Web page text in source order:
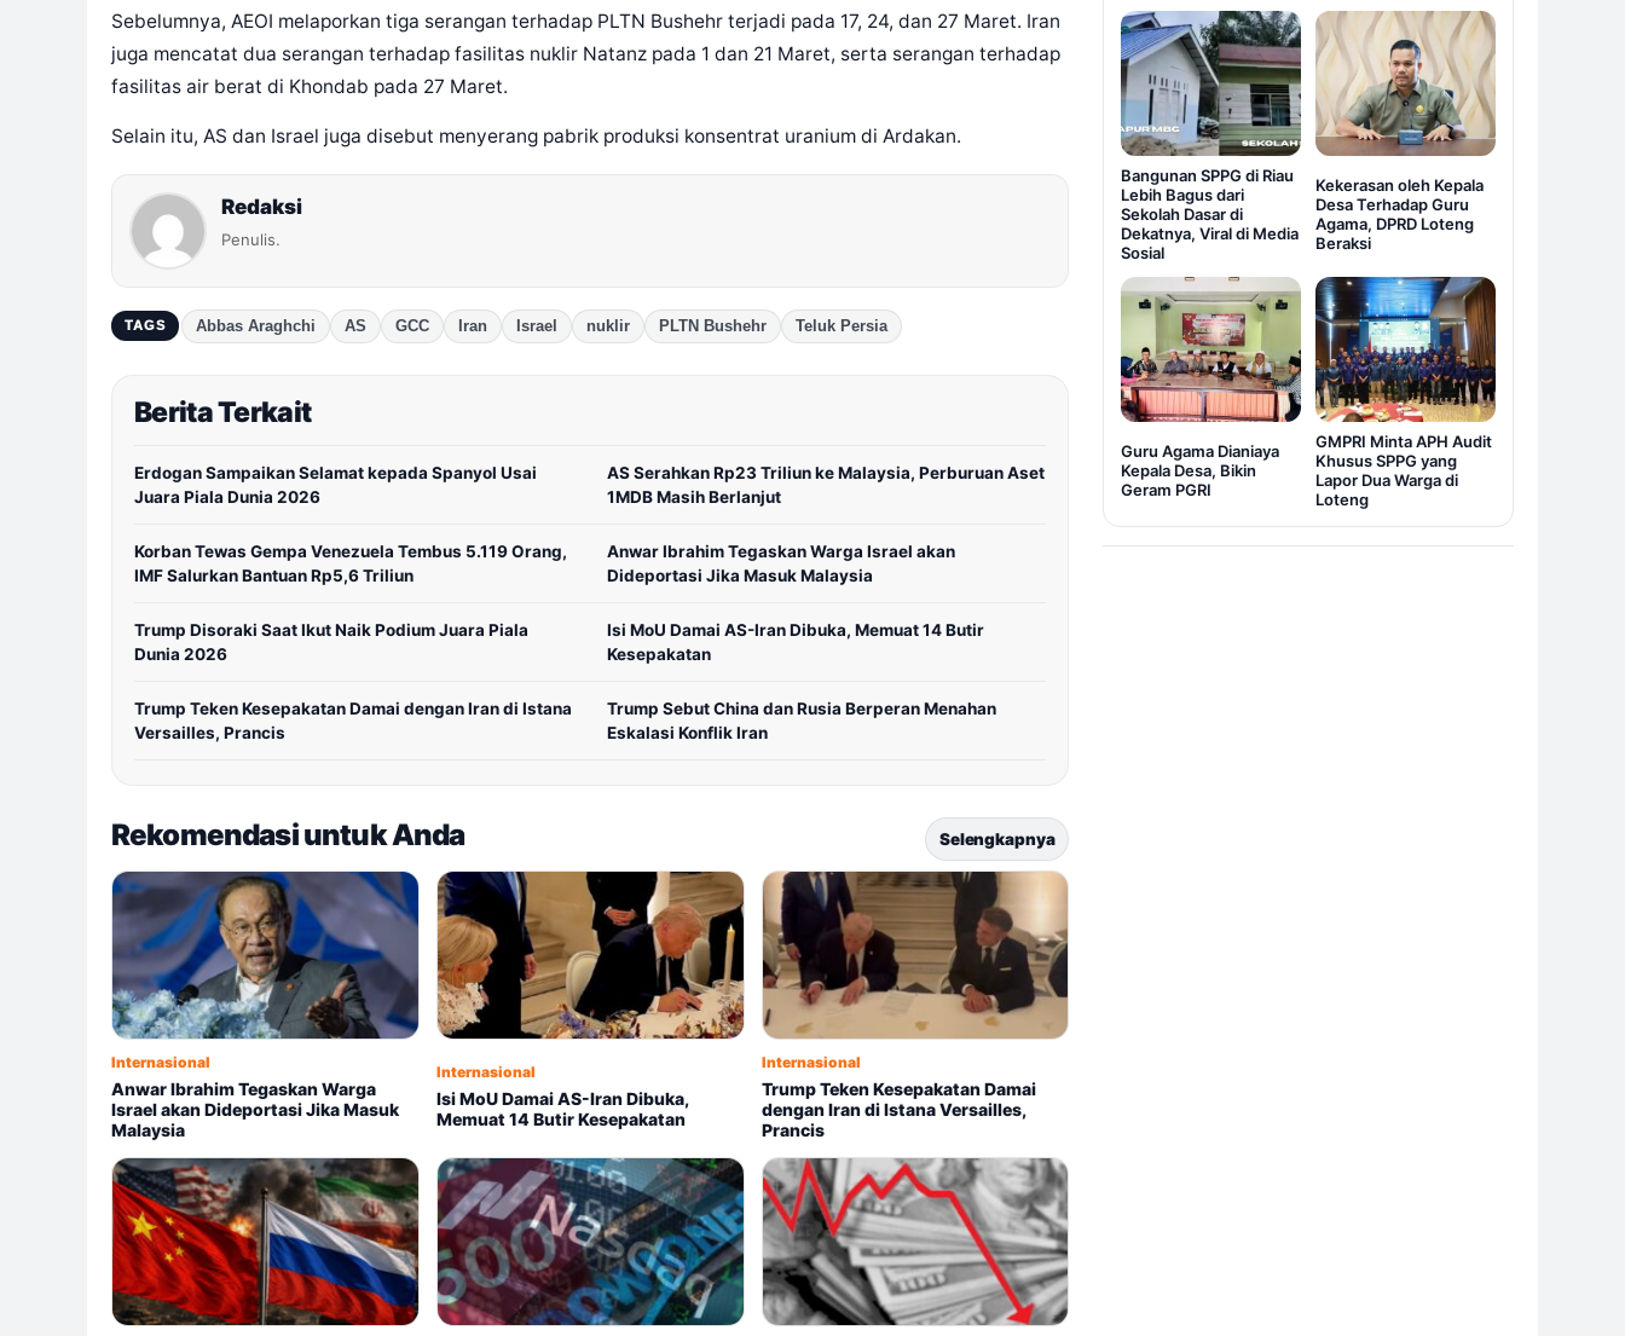
Sebelumnya, AEOI melaporkan tiga serangan terhadap PLTN Bushehr terjadi pada 17, 24, dan 27 Maret. Iran
juga mencatat dua serangan terhadap fasilitas nuklir Natanz pada 1 dan 21 Maret, serta serangan terhadap
fasilitas air berat di Khondab pada 27 Maret.
Selain itu, AS dan Israel juga disebut menyerang pabrik produksi konsentrat uranium di Ardakan.
Redaksi
Penulis.
TAGS Abbas Araghchi AS GCC Iran Israel nuklir PLTN Bushehr Teluk Persia
Berita Terkait
Erdogan Sampaikan Selamat kepada Spanyol Usai
Juara Piala Dunia 2026
AS Serahkan Rp23 Triliun ke Malaysia, Perburuan Aset
1MDB Masih Berlanjut
Korban Tewas Gempa Venezuela Tembus 5.119 Orang,
IMF Salurkan Bantuan Rp5,6 Triliun
Anwar Ibrahim Tegaskan Warga Israel akan
Dideportasi Jika Masuk Malaysia
Trump Disoraki Saat Ikut Naik Podium Juara Piala
Dunia 2026
Isi MoU Damai AS-Iran Dibuka, Memuat 14 Butir
Kesepakatan
Trump Teken Kesepakatan Damai dengan Iran di Istana
Versailles, Prancis
Trump Sebut China dan Rusia Berperan Menahan
Eskalasi Konflik Iran
Rekomendasi untuk Anda Selengkapnya
Internasional
Anwar Ibrahim Tegaskan Warga
Israel akan Dideportasi Jika Masuk
Malaysia
Internasional
Isi MoU Damai AS-Iran Dibuka,
Memuat 14 Butir Kesepakatan
Internasional
Trump Teken Kesepakatan Damai
dengan Iran di Istana Versailles,
Prancis
Bangunan SPPG di Riau
Lebih Bagus dari
Sekolah Dasar di
Dekatnya, Viral di Media
Sosial
Kekerasan oleh Kepala
Desa Terhadap Guru
Agama, DPRD Loteng
Beraksi
Guru Agama Dianiaya
Kepala Desa, Bikin
Geram PGRI
GMPRI Minta APH Audit
Khusus SPPG yang
Lapor Dua Warga di
Loteng